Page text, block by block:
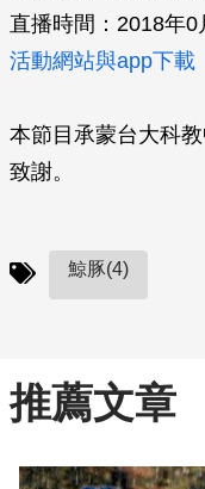
直播時間：2018年
活動網站與app下載
本節目承蒙台大科
致謝。
鯨豚(4)
推薦文章